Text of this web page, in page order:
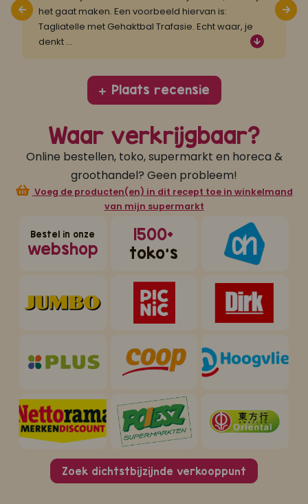
het gaat maken. Een voorbeeld hiervan is:
Tagliatelle met Gehaktbal Trafasie. Echt waar, je
denkt ...
Plaats recensie
Waar verkrijgbaar?
Online bestellen, toko, supermarkt en horeca &
groothandel? Geen probleem!
Voeg de producten(en) in dit recept toe in winkelmand
van mijn supermarkt
Bestel in onze
webshop
1500+
toko's
Zoek dichtstbijzijnde verkooppunt